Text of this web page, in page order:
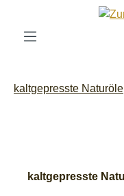
Zum Hauptinhalt
kaltgepresste Naturöle
kaltgepresste